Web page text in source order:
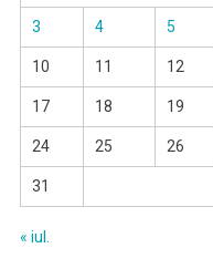
3 4 5
10 11 12
17 18 19
24 25 26
31
« iul.